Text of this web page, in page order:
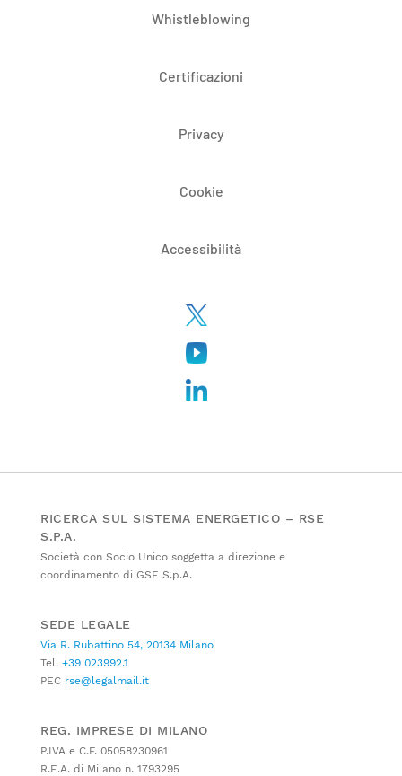
Whistleblowing
Certificazioni
Privacy
Cookie
Accessibilità
RICERCA SUL SISTEMA ENERGETICO – RSE
S.P.A.
Società con Socio Unico soggetta a direzione e
coordinamento di GSE S.p.A.
SEDE LEGALE
Via R. Rubattino 54, 20134 Milano
Tel. +39 023992.1
PEC rse@legalmail.it
REG. IMPRESE DI MILANO
P.IVA e C.F. 05058230961
R.E.A. di Milano n. 1793295